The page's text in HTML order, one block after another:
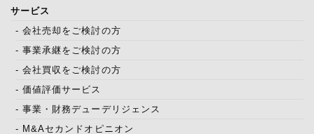
サービス
- 会社売却をご検討の方
- 事業承継をご検討の方
- 会社買収をご検討の方
- 価値評価サービス
- 事業・財務デューデリジェンス
- M&Aセカンドオピニオン